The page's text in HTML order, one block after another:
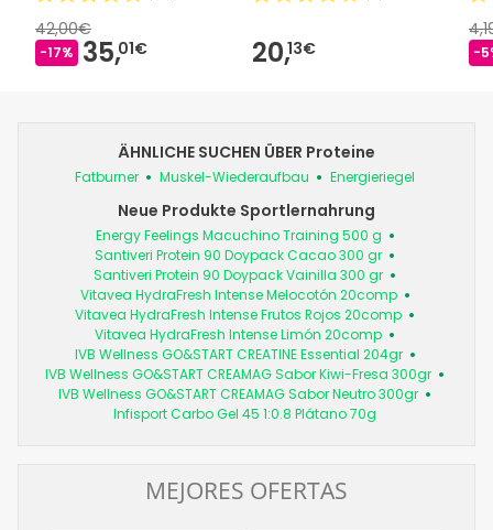
42,00€
-17% 35,01€ 20,13€ -
ÄHNLICHE SUCHEN ÜBER Proteine
Fatburner Muskel-Wiederaufbau Energieriegel
Neue Produkte Sportlernahrung
Energy Feelings Macuchino Training 500 g
Santiveri Protein 90 Doypack Cacao 300 gr
Santiveri Protein 90 Doypack Vainilla 300 gr
Vitavea HydraFresh Intense Melocotón 20comp
Vitavea HydraFresh Intense Frutos Rojos 20comp
Vitavea HydraFresh Intense Limón 20comp
IVB Wellness GO&START CREATINE Essential 204gr
IVB Wellness GO&START CREAMAG Sabor Kiwi-Fresa 300gr
IVB Wellness GO&START CREAMAG Sabor Neutro 300gr
Infisport Carbo Gel 45 1:0.8 Plátano 70g
MEJORES OFERTAS